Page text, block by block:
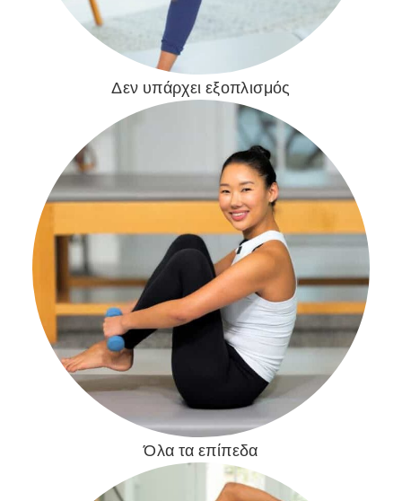
Δεν υπάρχει εξοπλισμός
Όλα τα επίπεδα